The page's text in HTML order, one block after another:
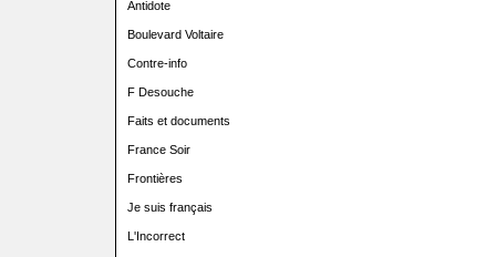
Antidote
Boulevard Voltaire
Contre-info
F Desouche
Faits et documents
France Soir
Frontières
Je suis français
L'Incorrect